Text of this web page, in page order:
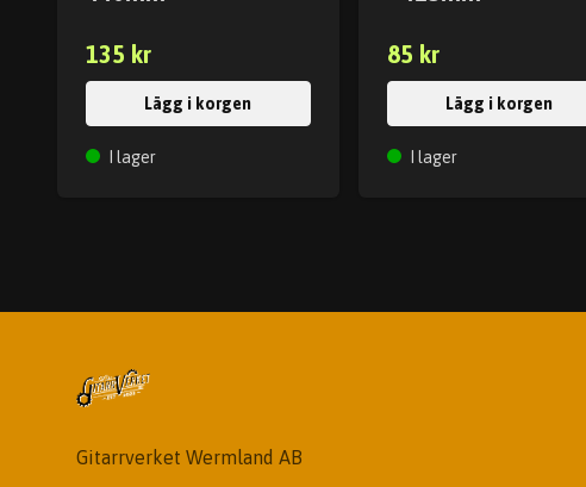
135 kr
Lägg i korgen
I lager
85 kr
Lägg i korgen
I lager
Gitarrverket Wermland AB